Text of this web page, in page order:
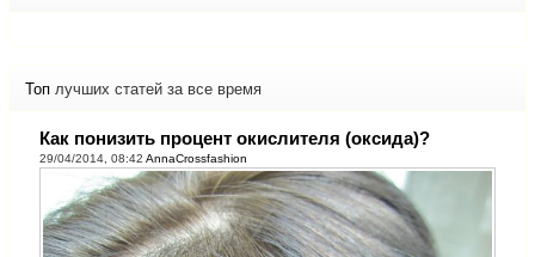
Топ лучших статей за все время
Как понизить процент окислителя (оксида)?
29/04/2014, 08:42 AnnaCrossfashion